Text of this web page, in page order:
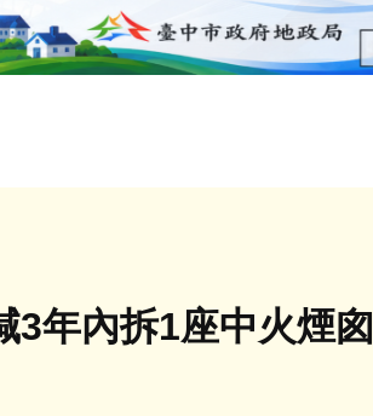
3年內拆1座中火煙囪